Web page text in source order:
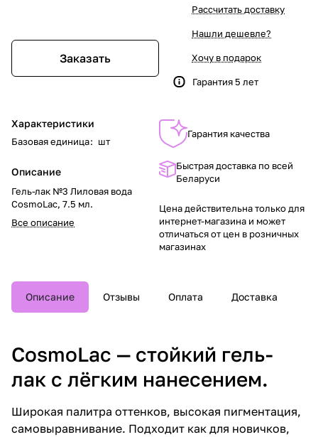
Заказать
Характеристики
Базовая единица: шт
Описание
Гель-лак №3 Лиловая вода
CosmoLac, 7.5 мл.
Все описание
Рассчитать доставку
Нашли дешевле?
Хочу в подарок
Гарантия 5 лет
Гарантия качества
Быстрая доставка по всей
Беларуси
Цена действительна только для
интернет-магазина и может
отличаться от цен в розничных
магазинах
Описание Отзывы Оплата Доставка
CosmoLac — стойкий гель-
лак с лёгким нанесением.
Широкая палитра оттенков, высокая пигментация,
самовыравнивание. Подходит как для новичков,